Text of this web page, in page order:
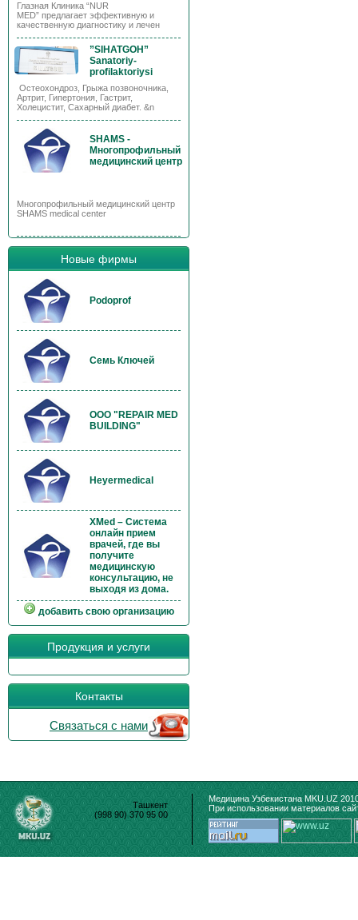
Глазная Клиника “NUR
MED” предлагает эффективную и
качественную диагностику и лечен
”SIHATGOH”
Sanatoriy-
profilaktoriysi
Остеохондроз, Грыжа позвоночника,
Артрит, Гипертония, Гастрит,
Холецистит, Сахарный диабет. &n
SHAMS -
Многопрофильный
медицинский центр
Многопрофильный медицинский центр
SHAMS medical center
Новые фирмы
Podoprof
Семь Ключей
OOO "REPAIR MED
BUILDING"
Heyermedical
XMed – Система
онлайн прием
врачей, где вы
получите
медицинскую
консультацию, не
выходя из дома.
добавить свою организацию
Продукция и услуги
Контакты
Связаться с нами
Ташкент
(998 90) 370 95 00
Медицина Узбекистана MKU.UZ
При использовании материалов